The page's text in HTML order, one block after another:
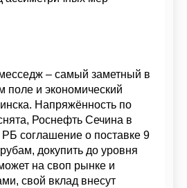
– самый заметный в
и экономический
Напряжённость по
Роснефть Сечина в
соглашение о поставке 9
докупить до уровня
на своп рынке и
свой вклад внесут